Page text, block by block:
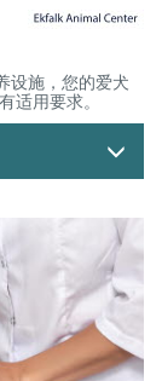
设施，您的爱犬
适用要求。